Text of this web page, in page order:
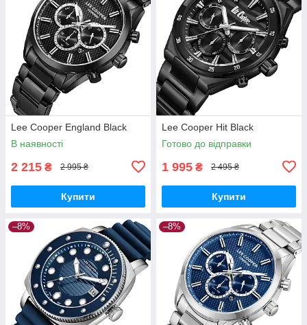
Lee Cooper England Black
В наявності
2 215 ₴ 2 995 ₴
Купити
Lee Cooper Hit Black
Готово до відправки
1 995 ₴ 2 495 ₴
Купити
–8% –8%